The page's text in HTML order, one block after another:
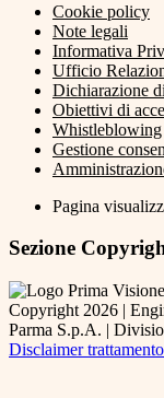
Cookie policy
Note legali
Informativa
Ufficio
Dichiarazione
Obiettivi di
Whistleblowing
Gestione
Pagina
Sezione
Copyright 2026 |
Parma S.p.A. |
Disclaimer